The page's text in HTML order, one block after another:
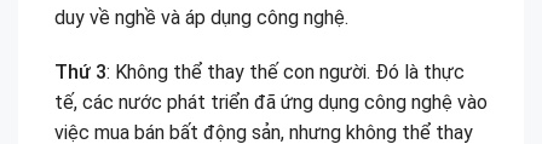
duy về nghề và áp dụng công nghệ.
Thứ 3: Không thể thay thế con người. Đó là thực
tế, các nước phát triển đã ứng dụng công nghệ vào
việc mua bán bất động sản, nhưng không thể thay